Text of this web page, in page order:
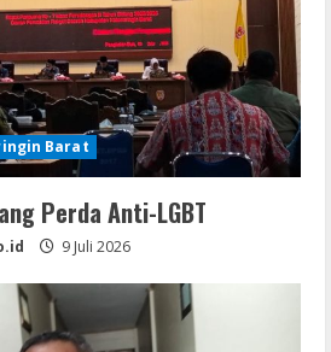
Barat
Perda Anti-LGBT
9 Juli 2026